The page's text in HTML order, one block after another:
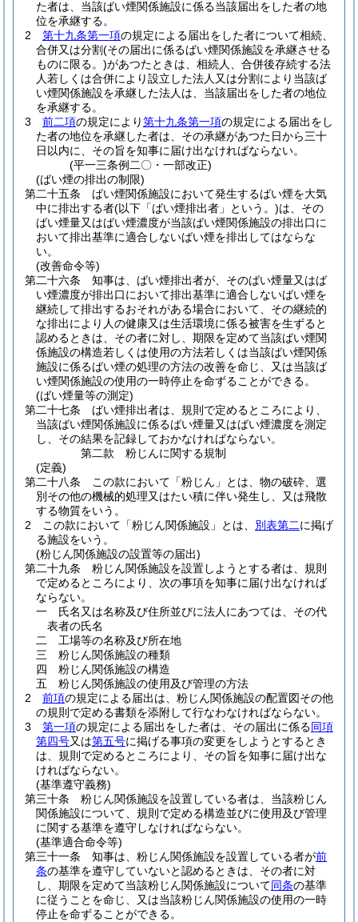
た者は、当該ばい煙関係施設に係る当該届出をした者の地
位を承継する。
2
第十九条第一項の規定による届出をした者について相続、
合併又は分割(その届出に係るばい煙関係施設を承継させる
ものに限る。)があつたときは、相続人、合併後存続する法
人若しくは合併により設立した法人又は分割により当該ば
い煙関係施設を承継した法人は、当該届出をした者の地位
を承継する。
3
前二項の規定により第十九条第一項の規定による届出をし
た者の地位を承継した者は、その承継があつた日から三十
日以内に、その旨を知事に届け出なければならない。
(平一三条例二〇・一部改正)
(ばい煙の排出の制限)
第二十五条
ばい煙関係施設において発生するばい煙を大気
中に排出する者(以下「ばい煙排出者」という。)は、その
ばい煙量又はばい煙濃度が当該ばい煙関係施設の排出口に
おいて排出基準に適合しないばい煙を排出してはならな
い。
(改善命令等)
第二十六条
知事は、ばい煙排出者が、そのばい煙量又はば
い煙濃度が排出口において排出基準に適合しないばい煙を
継続して排出するおそれがある場合において、その継続的
な排出により人の健康又は生活環境に係る被害を生ずると
認めるときは、その者に対し、期限を定めて当該ばい煙関
係施設の構造若しくは使用の方法若しくは当該ばい煙関係
施設に係るばい煙の処理の方法の改善を命じ、又は当該ば
い煙関係施設の使用の一時停止を命ずることができる。
(ばい煙量等の測定)
第二十七条
ばい煙排出者は、規則で定めるところにより、
当該ばい煙関係施設に係るばい煙量又はばい煙濃度を測定
し、その結果を記録しておかなければならない。
第二款
粉じんに関する規制
(定義)
第二十八条
この款において「粉じん」とは、物の破砕、選
別その他の機械的処理又はたい積に伴い発生し、又は飛散
する物質をいう。
2
この款において「粉じん関係施設」とは、 別表第二に掲げ
る施設をいう。
(粉じん関係施設の設置等の届出)
第二十九条
粉じん関係施設を設置しようとする者は、規則
で定めるところにより、次の事項を知事に届け出なければ
ならない。
一
氏名又は名称及び住所並びに法人にあつては、その代
表者の氏名
二
工場等の名称及び所在地
三
粉じん関係施設の種類
四
粉じん関係施設の構造
五
粉じん関係施設の使用及び管理の方法
2
前項の規定による届出は、粉じん関係施設の配置図その他
の規則で定める書類を添附して行なわなければならない。
3
第一項の規定による届出をした者は、その届出に係る同項
第四号又は第五号に掲げる事項の変更をしようとするとき
は、規則で定めるところにより、その旨を知事に届け出な
ければならない。
(基準遵守義務)
第三十条
粉じん関係施設を設置している者は、当該粉じん
関係施設について、規則で定める構造並びに使用及び管理
に関する基準を遵守しなければならない。
(基準適合命令等)
第三十一条
知事は、粉じん関係施設を設置している者が前
条の基準を遵守していないと認めるときは、その者に対
し、期限を定めて当該粉じん関係施設について同条の基準
に従うことを命じ、又は当該粉じん関係施設の使用の一時
停止を命ずることができる。